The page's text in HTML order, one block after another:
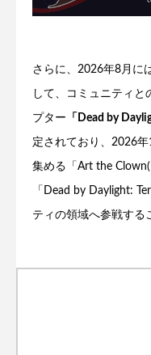
さらに、2026年8月に
して、コミュニティと
プター 「Dead by
定されており、2026
集める「Art the
「Dead by Daylight:
ティの領域へ参戦する